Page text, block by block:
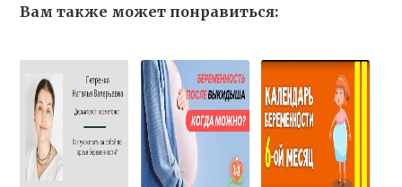
Вам также может понравиться: